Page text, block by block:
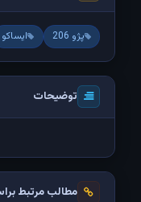
پژو 206 ایساکو
توضیحات
مطالب مرتبط